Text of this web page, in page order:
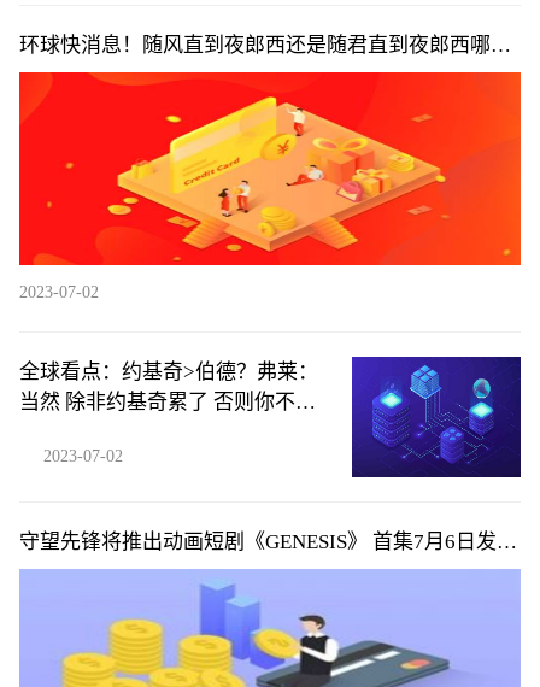
环球快消息！随风直到夜郎西还是随君直到夜郎西哪个
更好_随风直到夜郎西还是随君直到夜郎西
2023-07-02
全球看点：约基奇>伯德？弗莱：
当然 除非约基奇累了 否则你不可
2023-07-02
守望先锋将推出动画短剧《GENESIS》 首集7月6日发布|
环球微头条